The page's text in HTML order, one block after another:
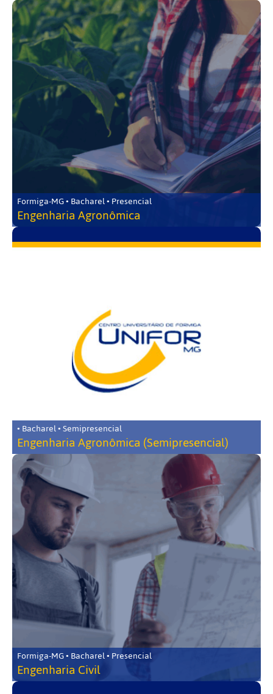
Formiga-MG • Bacharel • Presencial
Engenharia Agronômica
• Bacharel • Semipresencial
Engenharia Agronômica (Semipresencial)
Formiga-MG • Bacharel • Presencial
Engenharia Civil